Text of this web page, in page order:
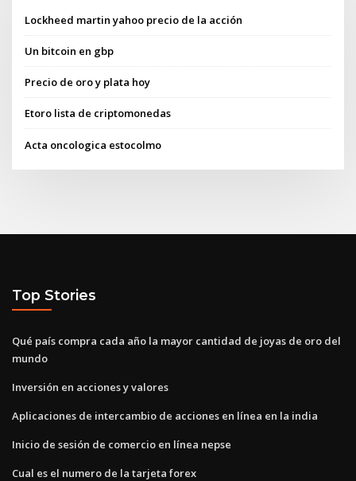
Lockheed martin yahoo precio de la acción
Un bitcoin en gbp
Precio de oro y plata hoy
Etoro lista de criptomonedas
Acta oncologica estocolmo
Top Stories
Qué país compra cada año la mayor cantidad de joyas de oro del
mundo
Inversión en acciones y valores
Aplicaciones de intercambio de acciones en línea en la india
Inicio de sesión de comercio en línea nepse
Cual es el numero de la tarjeta forex